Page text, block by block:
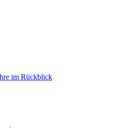
im Rückblick